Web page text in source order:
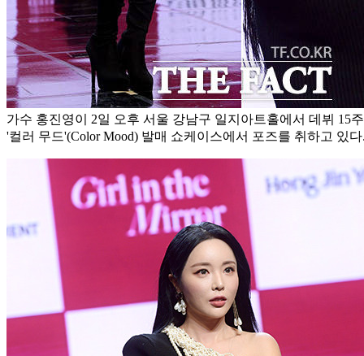
가수 홍진영이 2일 오후 서울 강남구 일지아트홀에서 데뷔 15
'컬러 무드'(Color Mood) 발매 쇼케이스에서 포즈를 취하고 있